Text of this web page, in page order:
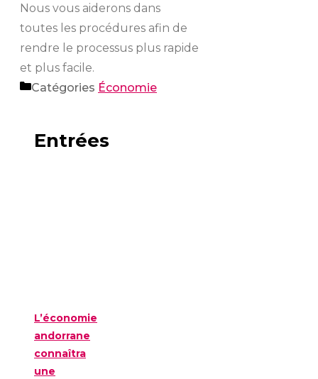
Nous vous aiderons dans
toutes les procédures afin de
rendre le processus plus rapide
et plus facile.
Catégories Économie
Entrées
L’économie
andorrane
connaîtra
une